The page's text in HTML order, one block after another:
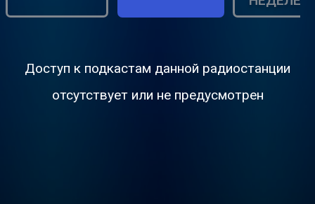
Доступ к подкастам данной радиостанции
отсутствует или не предусмотрен